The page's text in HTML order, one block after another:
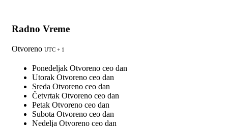
Radno Vreme
Otvoreno UTC + 1
Ponedeljak Otvoreno ceo dan
Utorak Otvoreno ceo dan
Sreda Otvoreno ceo dan
Četvrtak Otvoreno ceo dan
Petak Otvoreno ceo dan
Subota Otvoreno ceo dan
Nedelja Otvoreno ceo dan